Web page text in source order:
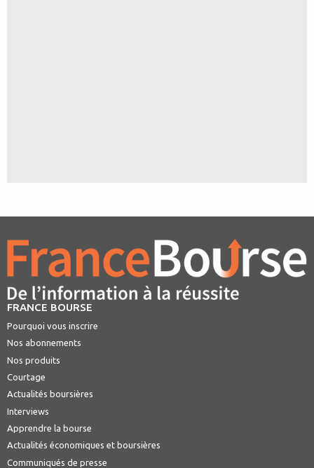
FRANCE BOURSE
Pourquoi vous inscrire
Nos abonnements
Nos produits
Courtage
Actualités boursières
Interviews
Apprendre la bourse
Actualités économiques et boursières
Communiqués de presse